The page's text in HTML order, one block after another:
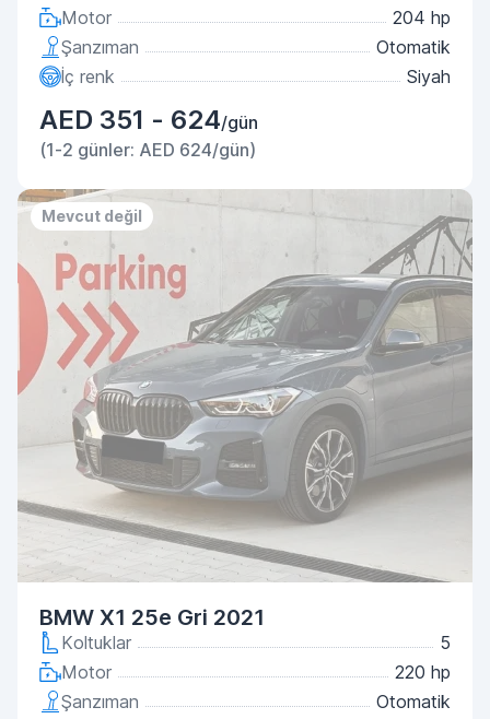
Motor
204 hp
Şanzıman
Otomatik
İç renk
Siyah
AED 351 - 624/gün
(1-2 günler: AED 624/gün)
Mevcut değil
BMW X1 25e Gri 2021
Koltuklar
5
Motor
220 hp
Şanzıman
Otomatik